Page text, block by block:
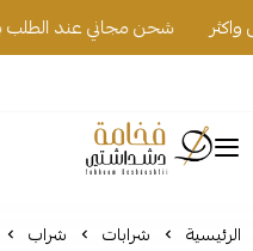
شحن مجاني عند الطلب بـ 390 ريال واكثر
فخامة دشداشتي
الرئيسية شرابات شراب